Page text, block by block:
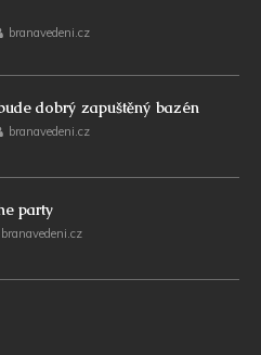
branavedeni.cz
dobrý zapuštěný bazén
branavedeni.cz
party
branavedeni.cz